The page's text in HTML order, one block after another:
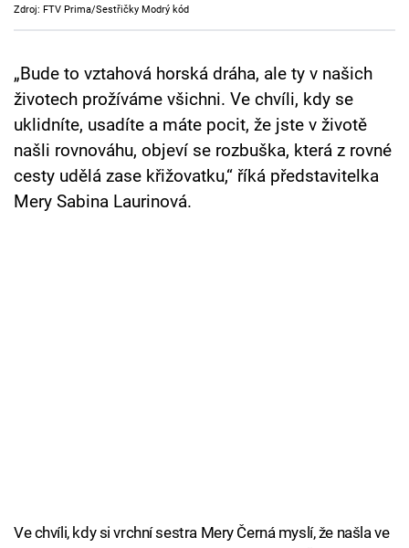
Cool Esport
Pořady
TV Program
Sledujte prima+
Přihlášení
Zdroj: FTV Prima/Sestřičky Modrý kód
„Bude to vztahová horská dráha, ale ty v našich
životech prožíváme všichni. Ve chvíli, kdy se
uklidníte, usadíte a máte pocit, že jste v životě
našli rovnováhu, objeví se rozbuška, která z rovné
cesty udělá zase křižovatku,“ říká představitelka
Mery Sabina Laurinová.
Ve chvíli, kdy si vrchní sestra Mery Černá myslí, že našla ve